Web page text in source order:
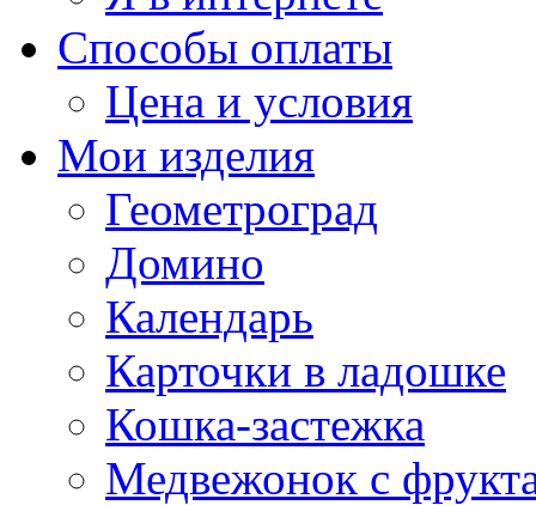
Способы оплаты
Цена и условия
Мои изделия
Геометроград
Домино
Календарь
Карточки в ладошке
Кошка-застежка
Медвежонок с